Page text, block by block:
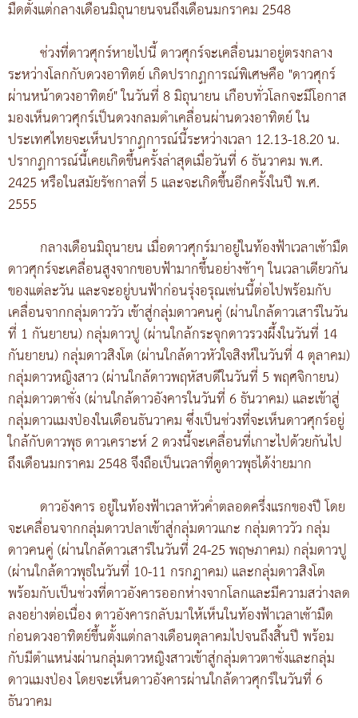
มืดตั้งแต่กลางเดือนมิถุนายนจนถึงเดือนมกราคม 2548
ช่วงที่ดาวศุกร์หายไปนี้ ดาวศุกร์จะเคลื่อนมาอยู่ตรงกลาง
ระหว่างโลกกับดวงอาทิตย์ เกิดปรากฏการณ์พิเศษคือ "ดาวศุกร์
ผ่านหน้าดวงอาทิตย์" ในวันที่ 8 มิถุนายน เกือบทั่วโลกจะมีโอกาส
มองเห็นดาวศุกร์เป็นดวงกลมดำเคลื่อนผ่านดวงอาทิตย์ ใน
ประเทศไทยจะเห็นปรากฏการณ์นี้ระหว่างเวลา 12.13-18.20 น.
ปรากฏการณ์นี้เคยเกิดขึ้นครั้งล่าสุดเมื่อวันที่ 6 ธันวาคม พ.ศ.
2425 หรือในสมัยรัชกาลที่ 5 และจะเกิดขึ้นอีกครั้งในปี พ.ศ.
2555
กลางเดือนมิถุนายน เมื่อดาวศุกร์มาอยู่ในท้องฟ้าเวลาเช้ามืด
ดาวศุกร์จะเคลื่อนสูงจากขอบฟ้ามากขึ้นอย่างช้าๆ ในเวลาเดียวกัน
ของแต่ละวัน และจะอยู่บนฟ้าก่อนรุ่งอรุณเช่นนี้ต่อไปพร้อมกับ
เคลื่อนจากกลุ่มดาววัว เข้าสู่กลุ่มดาวคนคู่ (ผ่านใกล้ดาวเสาร์ในวัน
ที่ 1 กันยายน) กลุ่มดาวปู (ผ่านใกล้กระจุกดาวรวงผึ้งในวันที่ 14
กันยายน) กลุ่มดาวสิงโต (ผ่านใกล้ดาวหัวใจสิงห์ในวันที่ 4 ตุลาคม)
กลุ่มดาวหญิงสาว (ผ่านใกล้ดาวพฤหัสบดีในวันที่ 5 พฤศจิกายน)
กลุ่มดาวตาชั่ง (ผ่านใกล้ดาวอังคารในวันที่ 6 ธันวาคม) และเข้าสู่
กลุ่มดาวแมงป่องในเดือนธันวาคม ซึ่งเป็นช่วงที่จะเห็นดาวศุกร์อยู่
ใกล้กับดาวพุธ ดาวเคราะห์ 2 ดวงนี้จะเคลื่อนที่เกาะไปด้วยกันไป
ถึงเดือนมกราคม 2548 จึงถือเป็นเวลาที่ดูดาวพุธได้ง่ายมาก
ดาวอังคาร อยู่ในท้องฟ้าเวลาหัวค่ำตลอดครึ่งแรกของปี โดย
จะเคลื่อนจากกลุ่มดาวปลาเข้าสู่กลุ่มดาวแกะ กลุ่มดาววัว กลุ่ม
ดาวคนคู่ (ผ่านใกล้ดาวเสาร์ในวันที่ 24-25 พฤษภาคม) กลุ่มดาวปู
(ผ่านใกล้ดาวพุธในวันที่ 10-11 กรกฎาคม) และกลุ่มดาวสิงโต
พร้อมกับเป็นช่วงที่ดาวอังคารออกห่างจากโลกและมีความสว่างลด
ลงอย่างต่อเนื่อง ดาวอังคารกลับมาให้เห็นในท้องฟ้าเวลาเช้ามืด
ก่อนดวงอาทิตย์ขึ้นตั้งแต่กลางเดือนตุลาคมไปจนถึงสิ้นปี พร้อม
กับมีตำแหน่งผ่านกลุ่มดาวหญิงสาวเข้าสู่กลุ่มดาวตาชั่งและกลุ่ม
ดาวแมงป่อง โดยจะเห็นดาวอังคารผ่านใกล้ดาวศุกร์ในวันที่ 6
ธันวาคม